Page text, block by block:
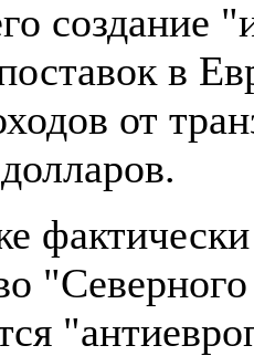
создание
в
от
фактически